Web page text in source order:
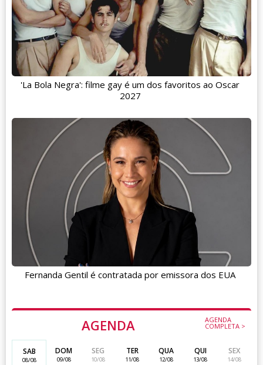
AGENDA AGENDA
COMPLETA >
SAB
08/08
DOM
09/08
SEG
10/08
TER
11/08
QUA
12/08
QUI
13/08
SEX
14/08
'La Bola Negra': filme gay é um dos favoritos ao Oscar
2027
Fernanda Gentil é contratada por emissora dos EUA